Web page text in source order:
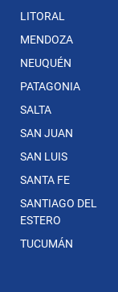
LITORAL
MENDOZA
NEUQUÉN
PATAGONIA
SALTA
SAN JUAN
SAN LUIS
SANTA FE
SANTIAGO DEL
ESTERO
TUCUMÁN